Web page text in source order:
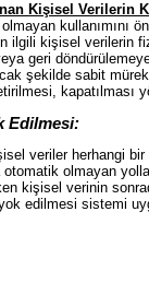
Kişisel Verilerin
kullanımını
ilgili kişisel verilerin
geri
şekilde sabit
kapatılması
Edilmesi:
veriler herhangi
otomatik olmayan
kişisel verinin
edilmesi sistemi